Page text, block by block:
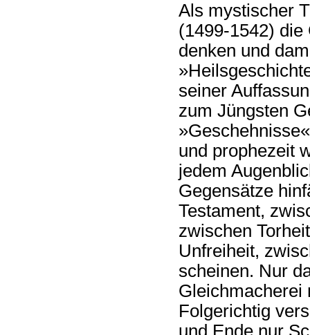
Als mystischer
(1499-1542) die
denken und
seiner
zum Jüngsten
und prophezeit
jedem
Gegensätze
Testament,
zwischen
Unfreiheit,
scheinen. Nur
Gleichmacherei
Folgerichtig
und Ende nur